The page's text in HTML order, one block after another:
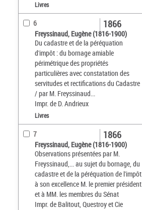
Livres
6
Freyssinaud, Eugène (1816-1900)
Du cadastre et de la péréquation
d'impôt : du bornage amiable
périmétrique des propriétés
particulières avec constatation des
servitudes et rectifications du Cadastre
/ par M. Freyssinaud...
Impr. de D. Andrieux
1866
Livres
7
Freyssinaud, Eugène (1816-1900)
Observations présentées par M.
Freyssinaud,... au sujet du bornage, du
cadastre et de la péréquation de l'impôt
à son excellence M. le premier président
et à MM. les membres du Sénat
Impr. de Balitout, Questroy et Cie
1866